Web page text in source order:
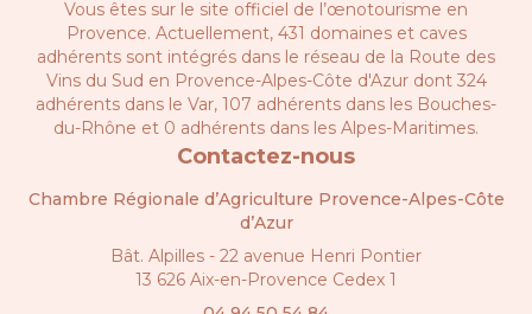
Vous êtes sur le site officiel de l’œnotourisme en
Provence. Actuellement, 431 domaines et caves
adhérents sont intégrés dans le réseau de la Route des
Vins du Sud en Provence-Alpes-Côte d'Azur dont 324
adhérents dans le Var, 107 adhérents dans les Bouches-
du-Rhône et 0 adhérents dans les Alpes-Maritimes.
Contactez-nous
Chambre Régionale d’Agriculture Provence-Alpes-Côte
d’Azur
Bât. Alpilles - 22 avenue Henri Pontier
13 626 Aix-en-Provence Cedex 1